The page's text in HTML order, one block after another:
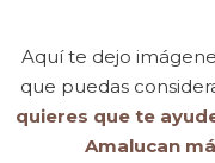
Aquí te dejo
que puedas
quieres que te
Amalucan